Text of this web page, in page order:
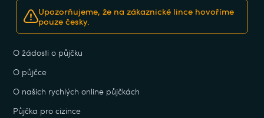
Upozorňujeme, že na zákaznické lince hovoříme
pouze česky.
O žádosti o půjčku
O půjčce
O našich rychlých online půjčkách
Půjčka pro cizince